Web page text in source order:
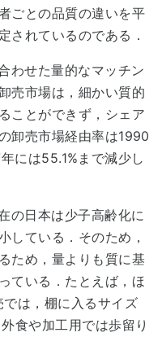
ごとの品質の違いを平
されているのである．
わせた量的なマッチン
売市場は，細かい質的
ことができず，シェア
卸売市場経由率は1990
には55.1%まで減少し
の日本は少子高齢化に
している．そのため，
ため，量よりも質に基
ている．たとえば，ほ
では，棚に入るサイズ
食や加工用では歩留り